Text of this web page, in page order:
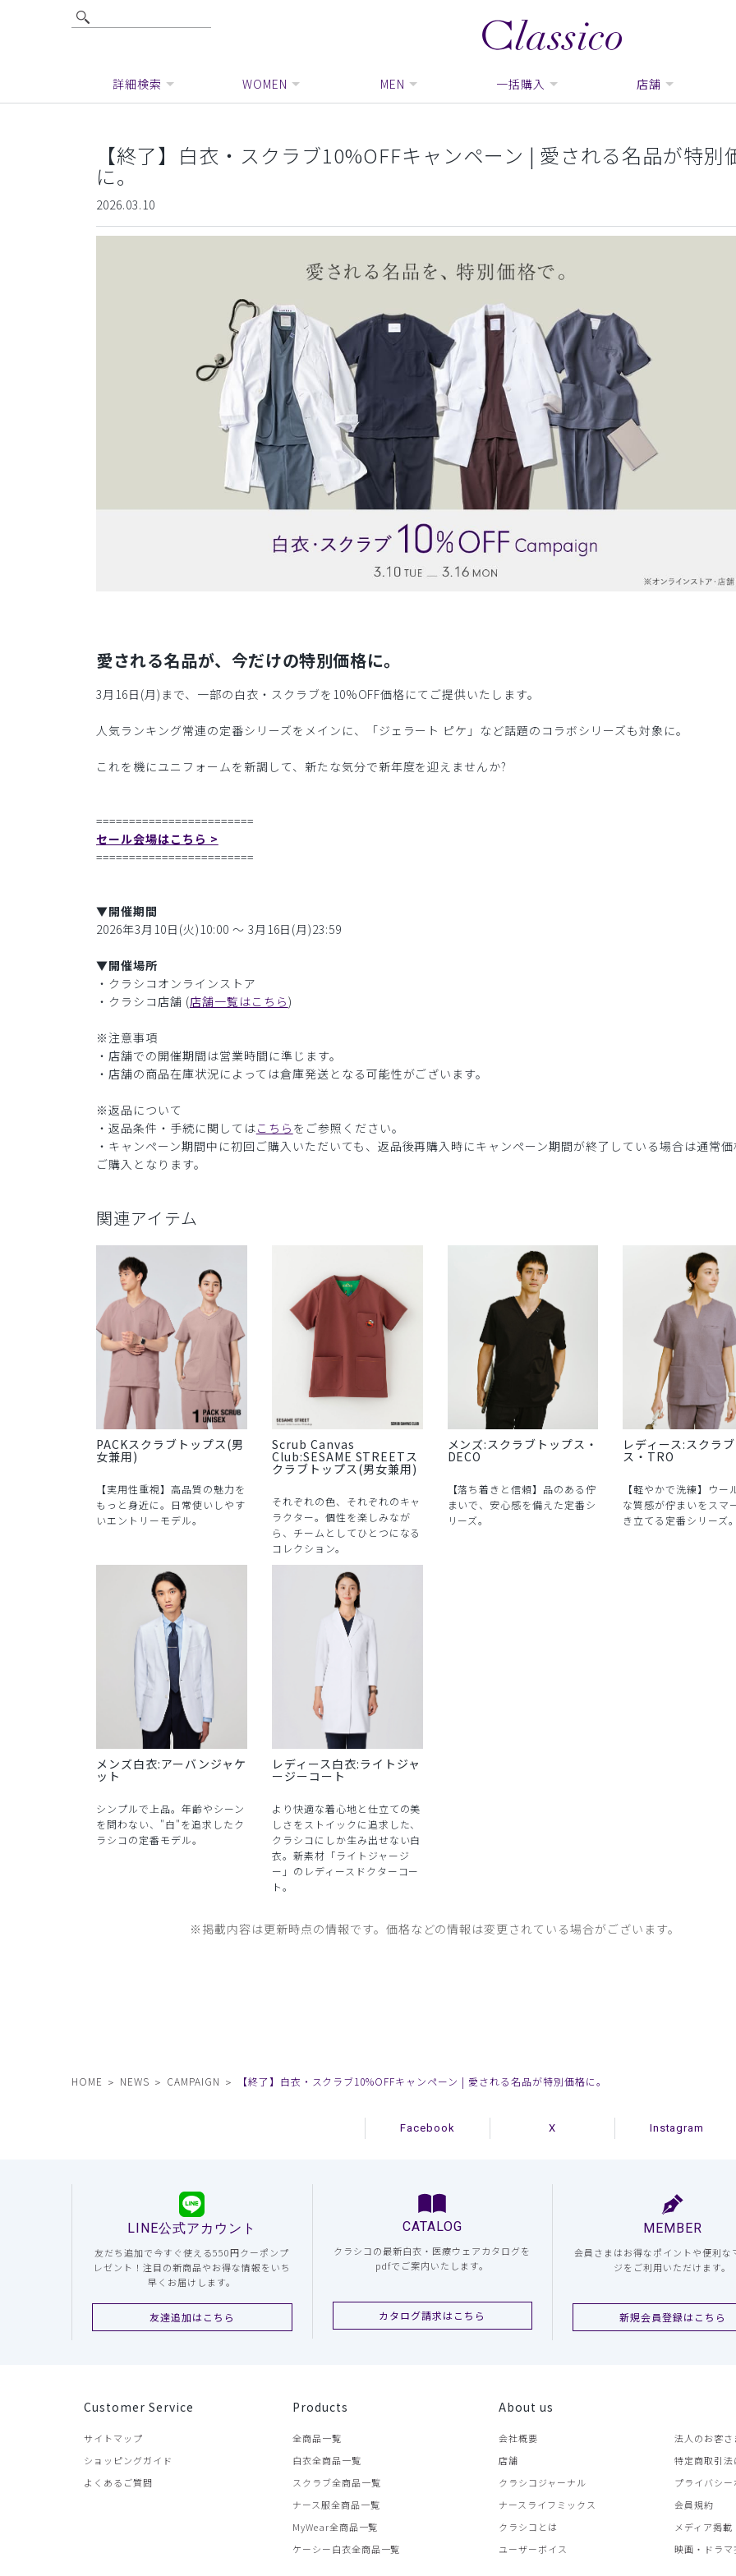
詳細検索 WOMEN MEN 一括購入 店舗
【終了】白衣・スクラブ10%OFFキャンペーン | 愛される名品が特別
に。
2026.03.10
愛される名品が、今だけの特別価格に。
3月16日(月)まで、一部の白衣・スクラブを10%OFF価格にてご提供いたします。
人気ランキング常連の定番シリーズをメインに、「ジェラート ピケ」など話題のコラボシリーズも対象に。
これを機にユニフォームを新調して、新たな気分で新年度を迎えませんか?
========================
セール会場はこちら >
========================
▼開催期間
2026年3月10日(火)10:00 〜 3月16日(月)23:59
▼開催場所
・クラシコオンラインストア
・クラシコ店舗 (店舗一覧はこちら)
※注意事項
・店舗での開催期間は営業時間に準じます。
・店舗の商品在庫状況によっては倉庫発送となる可能性がございます。
※返品について
・返品条件・手続に関してはこちら をご参照ください。
・キャンペーン期間中に初回ご購入いただいても、返品後再購入時にキャンペーン期間が終了している場合は通常価
ご購入となります。
関連アイテム
PACKスクラブトップス(男
女兼用)
【実用性重視】高品質の魅力を
もっと身近に。日常使いしやす
いエントリーモデル。
Scrub Canvas
Club:SESAME STREETス
クラブトップス(男女兼用)
それぞれの色、それぞれのキャ
ラクター。個性を楽しみなが
ら、チームとしてひとつになる
コレクション。
メンズ:スクラブトップス・
DECO
【落ち着きと信頼】品のある佇
まいで、安心感を備えた定番シ
リーズ。
レディース:スクラ
ス・TRO
【軽やかで洗練】ウー
な質感が佇まいをスマ
き立てる定番シリーズ。
メンズ白衣:アーバンジャケ
ット
シンプルで上品。年齢やシーン
を問わない、"白"を追求したク
ラシコの定番モデル。
レディース白衣:ライトジャ
ージーコート
より快適な着心地と仕立ての美
しさをストイックに追求した、
クラシコにしか生み出せない白
衣。新素材「ライトジャージ
ー」のレディースドクターコー
ト。
※掲載内容は更新時点の情報です。価格などの情報は変更されている場合がございます。
HOME NEWS CAMPAIGN 【終了】白衣・スクラブ10%OFFキャンペーン | 愛される名品が特別価格に。
Facebook X Instagram
LINE公式アカウント
友だち追加で今すぐ使える550円クーポンプ
レゼント！注目の新商品やお得な情報をいち
早くお届けします。
友達追加はこちら
CATALOG
クラシコの最新白衣・医療ウェアカタログを
pdfでご案内いたします。
カタログ請求はこちら
MEMBER
会員さまはお得なポイントや便利な
ジをご利用いただけます。
新規会員登録はこちら
Customer Service
サイトマップ
ショッピングガイド
よくあるご質問
Products
全商品一覧
白衣全商品一覧
スクラブ全商品一覧
ナース服全商品一覧
MyWear全商品一覧
ケーシー白衣全商品一覧
About us
会社概要
店舗
クラシコジャーナル
ナースライフミックス
クラシコとは
ユーザーボイス
法人のお客さ
特定商取引
プライバシー
会員規約
メディア掲載
映画・ドラマ